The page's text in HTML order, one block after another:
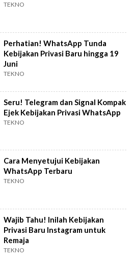
TEKNO
Perhatian! WhatsApp Tunda
Kebijakan Privasi Baru hingga 19
Juni
TEKNO
Seru! Telegram dan Signal Kompak
Ejek Kebijakan Privasi WhatsApp
TEKNO
Cara Menyetujui Kebijakan
WhatsApp Terbaru
TEKNO
Wajib Tahu! Inilah Kebijakan
Privasi Baru Instagram untuk
Remaja
TEKNO